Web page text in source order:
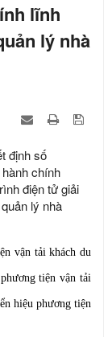
lĩnh
lý nhà
định số
chính
điện tử giải
lý nhà
vận tải khách du
tiện vận tải
hiệu phương tiện